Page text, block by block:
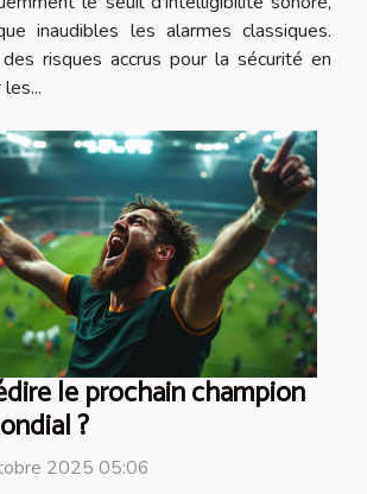
inaudibles les alarmes classiques.
risques accrus pour la sécurité en
le prochain champion
?
2025 05:06